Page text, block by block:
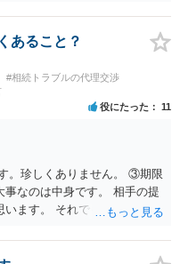
条）。 弁護士に具体的な事
、実際に法律相談を受けるこ
あること？
#相続トラブルの代理交渉
役にたった 11
。珍しくありません。 ③期限
なのは中身です。 相手の提
ます。 それでもあなた有利